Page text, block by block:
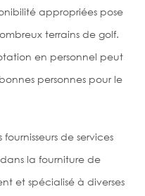
appropriées pose
terrains de golf.
en personnel peut
personnes pour le
de services
la fourniture de
et spécialisé à diverses